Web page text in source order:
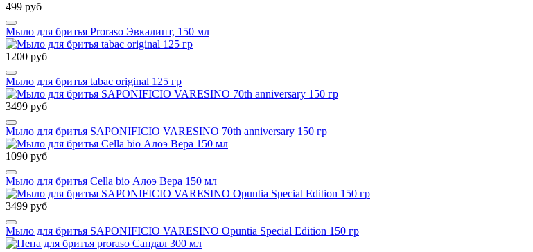
499 руб
Мыло для бритья Proraso Эвкалипт, 150 мл
1200 руб
Мыло для бритья tabac original 125 гр
3499 руб
Мыло для бритья SAPONIFICIO VARESINO 70th anniversary 150 гр
1090 руб
Мыло для бритья Cella bio Алоэ Вера 150 мл
3499 руб
Мыло для бритья SAPONIFICIO VARESINO Opuntia Special Edition 150 гр